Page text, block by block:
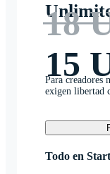
18
15
Para creadores
exigen libertad
Todo en